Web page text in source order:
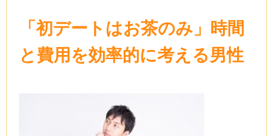
「初デートはお茶のみ」時間
と費用を効率的に考える男性